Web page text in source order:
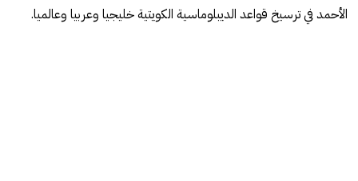
الأحمد في ترسيخ قواعد الديبلوماسية الكويتية خليجيا وعربيا وعالميا.